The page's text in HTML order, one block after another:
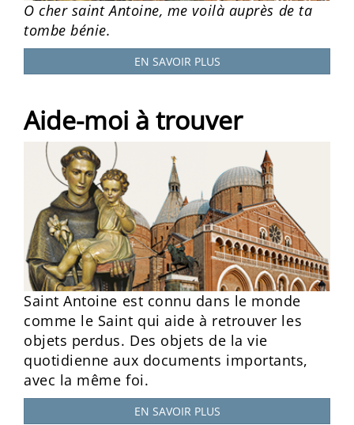
O cher saint Antoine, me voilà auprès de ta
tombe bénie.
EN SAVOIR PLUS
Aide-moi à trouver
Saint Antoine est connu dans le monde
comme le Saint qui aide à retrouver les
objets perdus. Des objets de la vie
quotidienne aux documents importants,
avec la même foi.
EN SAVOIR PLUS